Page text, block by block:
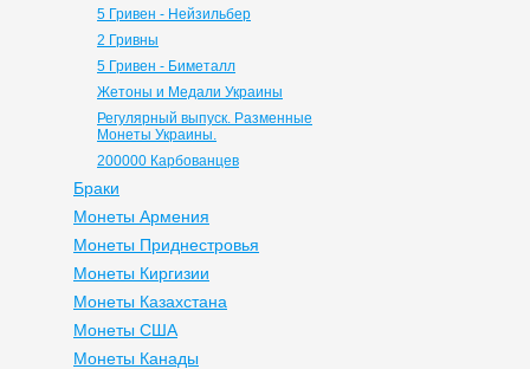
5 Гривен - Нейзильбер
2 Гривны
5 Гривен - Биметалл
Жетоны и Медали Украины
Регулярный выпуск. Разменные
Монеты Украины.
200000 Карбованцев
Браки
Монеты Армения
Монеты Приднестровья
Монеты Киргизии
Монеты Казахстана
Монеты США
Монеты Канады